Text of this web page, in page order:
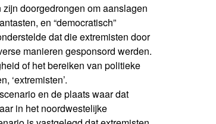
doorgedrongen om aanslagen
en “democratisch”
dat die extremisten door
manieren gesponsord werden.
of het bereiken van politieke
‘extremisten’.
en de plaats waar dat
in het noordwestelijke